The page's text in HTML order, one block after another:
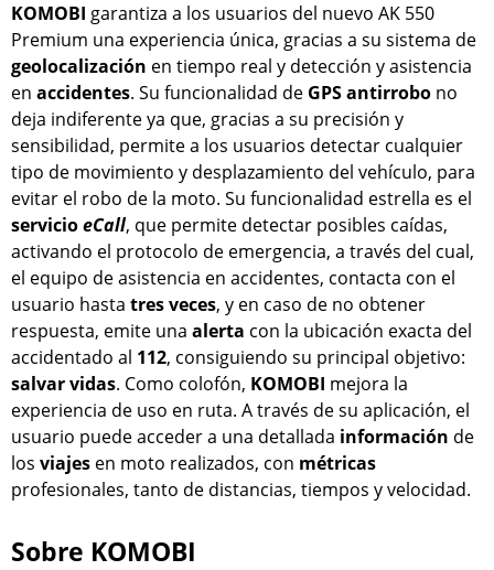
KOMOBI garantiza a los usuarios del nuevo AK 550
Premium una experiencia única, gracias a su sistema de
geolocalización en tiempo real y detección y asistencia
en accidentes. Su funcionalidad de GPS antirrobo no
deja indiferente ya que, gracias a su precisión y
sensibilidad, permite a los usuarios detectar cualquier
tipo de movimiento y desplazamiento del vehículo, para
evitar el robo de la moto. Su funcionalidad estrella es el
servicioeCall, que permite detectar posibles caídas,
activando el protocolo de emergencia, a través del cual,
el equipo de asistencia en accidentes, contacta con el
usuario hasta tres veces, y en caso de no obtener
respuesta, emite una alerta con la ubicación exacta del
accidentado al 112, consiguiendo su principal objetivo:
salvar vidas. Como colofón, KOMOBI mejora la
experiencia de uso en ruta. A través de su aplicación, el
usuario puede acceder a una detallada información de
los viajes en moto realizados, con métricas
profesionales, tanto de distancias, tiempos y velocidad.
Sobre KOMOBI